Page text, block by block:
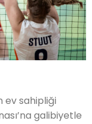
ev sahipliği
galibiyetle